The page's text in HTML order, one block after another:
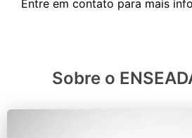
Sobre o